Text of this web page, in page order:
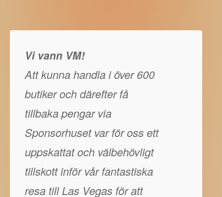
Vi vann VM!
Att kunna handla i över 600
butiker och därefter få
tillbaka pengar via
Sponsorhuset var för oss ett
uppskattat och välbehövligt
tillskott inför vår fantastiska
resa till Las Vegas för att